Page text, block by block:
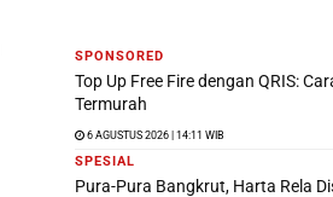
SPONSORED
Top Up Free Fire dengan QRIS:
Termurah
6 AGUSTUS 2026 | 14:11 WIB
SPESIAL
Pura-Pura Bangkrut, Harta Rela